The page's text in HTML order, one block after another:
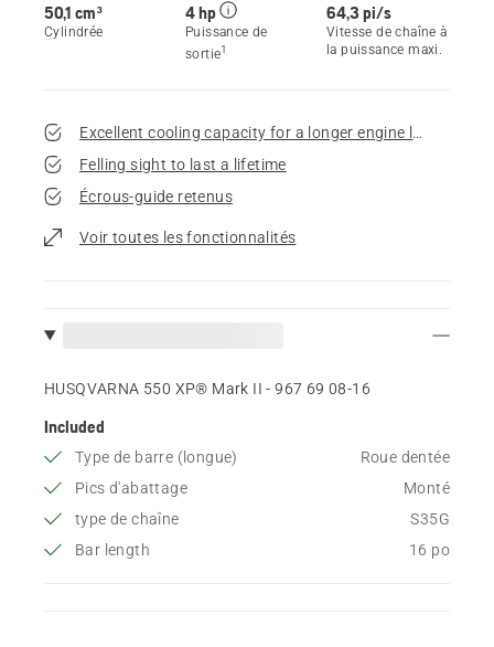
50,1 cm³
Cylindrée
4 hp
Puissance de
sortie1
64,3 pi/s
Vitesse de chaîne à
la puissance maxi.
Excellent cooling capacity for a longer engine life
Felling sight to last a lifetime
Écrous-guide retenus
Voir toutes les fonctionnalités
HUSQVARNA 550 XP® Mark II - 967 69 08‑16
Included
Type de barre (longue)
Roue dentée
Pics d'abattage
Monté
type de chaîne
S35G
Bar length
16 po